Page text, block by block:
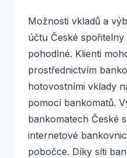
Možnosti vkladů a
účtu České
pohodlné. Klienti
prostřednictvím
hotovostními vklady
pomocí bankomatů.
bankomatech České
internetové
pobočce. Díky síti